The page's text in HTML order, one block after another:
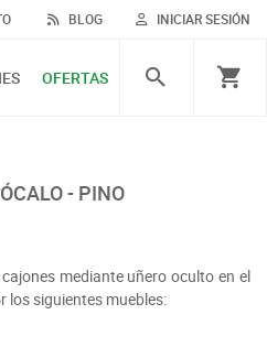
INICIAR SESIÓN
BLOG
OFERTAS
- PINO
mediante uñero oculto en el
los siguientes muebles: